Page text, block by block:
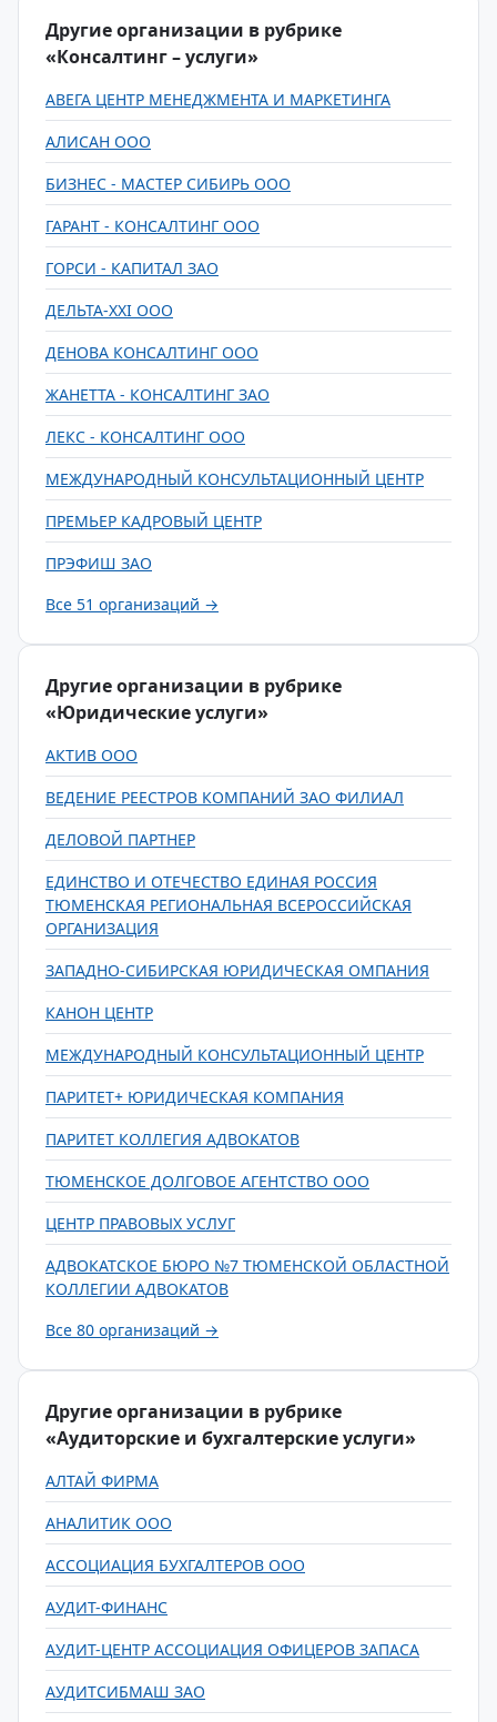
Другие организации в рубрике
«Консалтинг – услуги»
АВЕГА ЦЕНТР МЕНЕДЖМЕНТА И МАРКЕТИНГА
АЛИСАН ООО
БИЗНЕС - МАСТЕР СИБИРЬ ООО
ГАРАНТ - КОНСАЛТИНГ ООО
ГОРСИ - КАПИТАЛ ЗАО
ДЕЛЬТА-XXI ООО
ДЕНОВА КОНСАЛТИНГ ООО
ЖАНЕТТА - КОНСАЛТИНГ ЗАО
ЛЕКС - КОНСАЛТИНГ ООО
МЕЖДУНАРОДНЫЙ КОНСУЛЬТАЦИОННЫЙ ЦЕНТР
ПРЕМЬЕР КАДРОВЫЙ ЦЕНТР
ПРЭФИШ ЗАО
Все 51 организаций →
Другие организации в рубрике
«Юридические услуги»
АКТИВ ООО
ВЕДЕНИЕ РЕЕСТРОВ КОМПАНИЙ ЗАО ФИЛИАЛ
ДЕЛОВОЙ ПАРТНЕР
ЕДИНСТВО И ОТЕЧЕСТВО ЕДИНАЯ РОССИЯ
ТЮМЕНСКАЯ РЕГИОНАЛЬНАЯ ВСЕРОССИЙСКАЯ
ОРГАНИЗАЦИЯ
ЗАПАДНО-СИБИРСКАЯ ЮРИДИЧЕСКАЯ ОМПАНИЯ
КАНОН ЦЕНТР
МЕЖДУНАРОДНЫЙ КОНСУЛЬТАЦИОННЫЙ ЦЕНТР
ПАРИТЕТ+ ЮРИДИЧЕСКАЯ КОМПАНИЯ
ПАРИТЕТ КОЛЛЕГИЯ АДВОКАТОВ
ТЮМЕНСКОЕ ДОЛГОВОЕ АГЕНТСТВО ООО
ЦЕНТР ПРАВОВЫХ УСЛУГ
АДВОКАТСКОЕ БЮРО №7 ТЮМЕНСКОЙ ОБЛАСТНОЙ
КОЛЛЕГИИ АДВОКАТОВ
Все 80 организаций →
Другие организации в рубрике
«Аудиторские и бухгалтерские услуги»
АЛТАЙ ФИРМА
АНАЛИТИК ООО
АССОЦИАЦИЯ БУХГАЛТЕРОВ ООО
АУДИТ-ФИНАНС
АУДИТ-ЦЕНТР АССОЦИАЦИЯ ОФИЦЕРОВ ЗАПАСА
АУДИТСИБМАШ ЗАО